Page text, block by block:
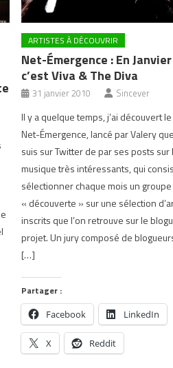
ARTISTES À DÉCOUVRIR
Net-Émergence : En Janvier
c’est Viva & The Diva
31 janvier 2010 Sincever
Il y a quelque temps, j’ai découvert
Net-Émergence, lancé par Valery
suis sur Twitter de par ses posts sur
musique très intéressants, qui
sélectionner chaque mois un groupe
« découverte » sur une sélection
inscrits que l’on retrouve sur le
projet. Un jury composé de
[…]
Partager :
Facebook LinkedIn
X Reddit